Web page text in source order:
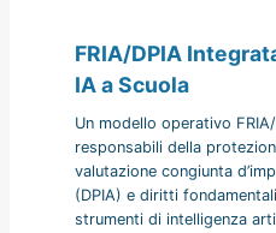
FRIA/DPIA
IA a Scuola
Un modello operativo
responsabili della
valutazione congiunta
(DPIA) e diritti
strumenti di intelligenza